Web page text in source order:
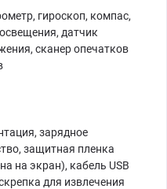
гироскоп, компас,
датчик
сканер опечатков
зарядное
защитная пленка
на экран), кабель USB
для извлечения